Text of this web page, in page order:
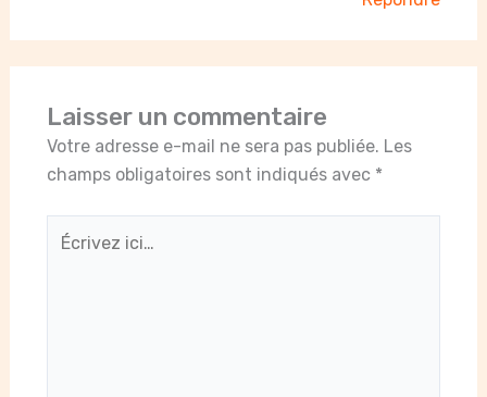
Laisser un commentaire
Votre adresse e-mail ne sera pas publiée. Les
champs obligatoires sont indiqués avec *
Écrivez